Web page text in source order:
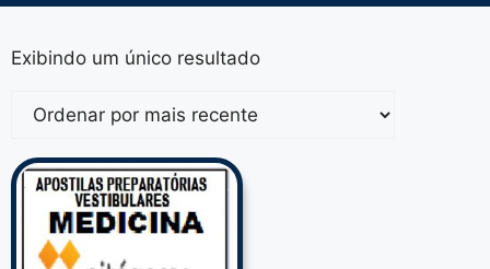
Exibindo um único resultado